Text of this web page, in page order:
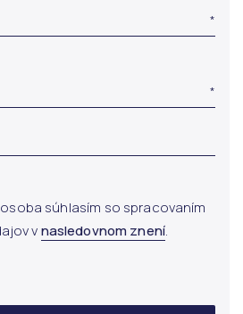
súhlasím so spracovaním
vnasledovnom znení.